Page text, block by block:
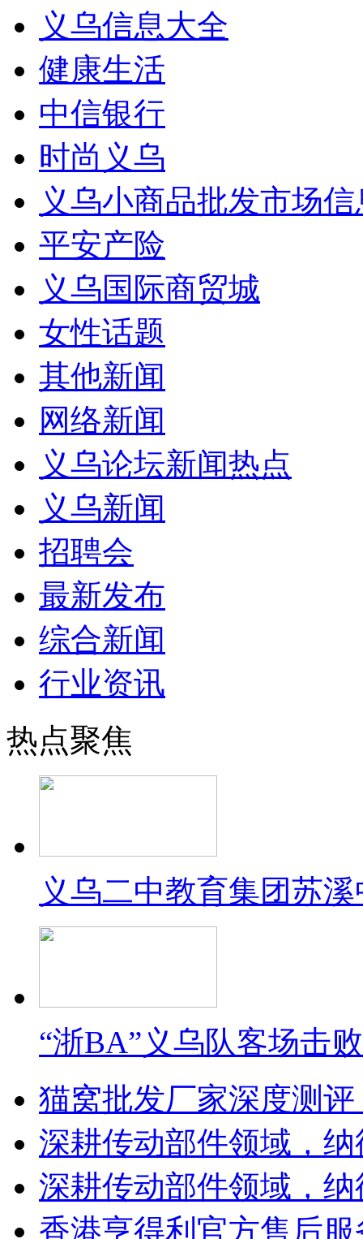
义乌信息大全
健康生活
中信银行
时尚义乌
义乌小商品批发市场
平安产险
义乌国际商贸城
女性话题
其他新闻
网络新闻
义乌论坛新闻热点
义乌新闻
招聘会
最新发布
综合新闻
行业资讯
热点聚焦
义乌二中教育集团苏
“浙BA”义乌队客场击
猫窝批发厂家深度测
深耕传动部件领域，
深耕传动部件领域，
香港亨得利官方售后